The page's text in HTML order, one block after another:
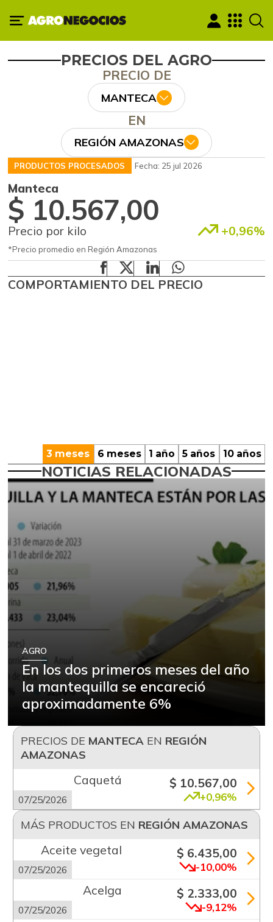
PRECIOS DEL AGRO
PRECIO DE
MANTECA
EN
REGIÓN AMAZONAS
PRODUCTOS PROCESADOS Fecha: 25 jul 2026
Manteca
$ 10.567,00
Precio por kilo +0,96%
*Precio promedio en Región Amazonas
COMPORTAMIENTO DEL PRECIO
3 meses 6 meses 1 año 5 años 10 años
NOTICIAS RELACIONADAS
AGRO
En los dos primeros meses del año
la mantequilla se encareció
aproximadamente 6%
PRECIOS DE MANTECAEN REGIÓN
AMAZONAS
Caquetá
07/25/2026
$ 10.567,00
+0,96%
MÁS PRODUCTOS EN REGIÓN AMAZONAS
Aceite vegetal
07/25/2026
$ 6.435,00
-10,00%
Acelga
07/25/2026
$ 2.333,00
-9,12%